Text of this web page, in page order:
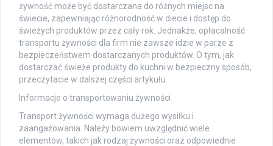
żywność może być dostarczana do różnych miejsc na
świecie, zapewniając różnorodność w diecie i dostęp do
świeżych produktów przez cały rok. Jednakże, opłacalność
transportu żywności dla firm nie zawsze idzie w parze z
bezpieczeństwem dostarczanych produktów. O tym, jak
dostarczać świeże produkty do kuchni w bezpieczny sposób,
przeczytacie w dalszej części artykułu.
Informacje o transportowaniu żywności
Transport żywności wymaga dużego wysiłku i
zaangażowania. Należy bowiem uwzględnić wiele
elementów, takich jak rodzaj żywności oraz odpowiednie